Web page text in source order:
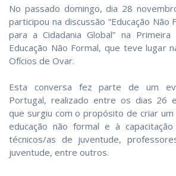
No passado domingo, dia 28
participou na discussão “Educação Não
para a Cidadania Global” na Primeira
Educação Não Formal, que teve lugar
Ofícios de Ovar.
Esta conversa fez parte de um
Portugal, realizado entre os dias 26
que surgiu com o propósito de criar
educação não formal e à
técnicos/as de juventude,
juventude, entre outros.